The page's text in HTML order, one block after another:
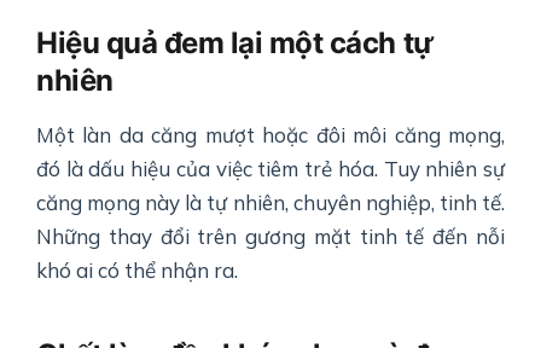
Hiệu quả đem lại một cách tự
nhiên
Một làn da căng mượt hoặc đôi môi căng mọng,
đó là dấu hiệu của việc tiêm trẻ hóa. Tuy nhiên sự
căng mọng này là tự nhiên, chuyên nghiệp, tinh tế.
Những thay đổi trên gương mặt tinh tế đến nỗi
khó ai có thể nhận ra.